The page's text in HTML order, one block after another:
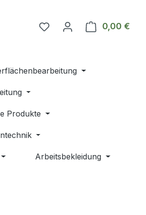
Du hast 0 Produkte auf
0,00 €
Produkte
Arbeitsbekleidung